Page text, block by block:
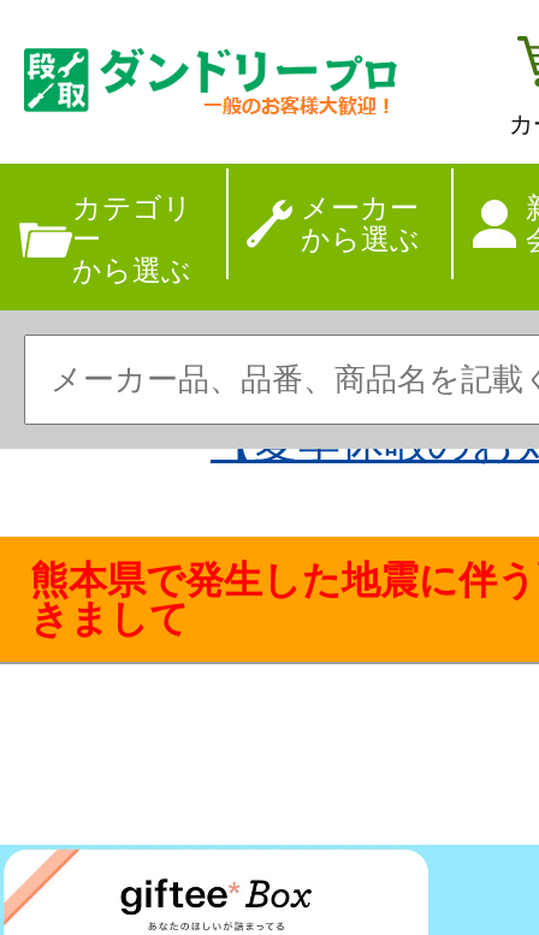
カテゴリ
ー
から選ぶ
メーカー
から選ぶ
【夏季休暇のお
熊本県で発生した地震に伴
きまして